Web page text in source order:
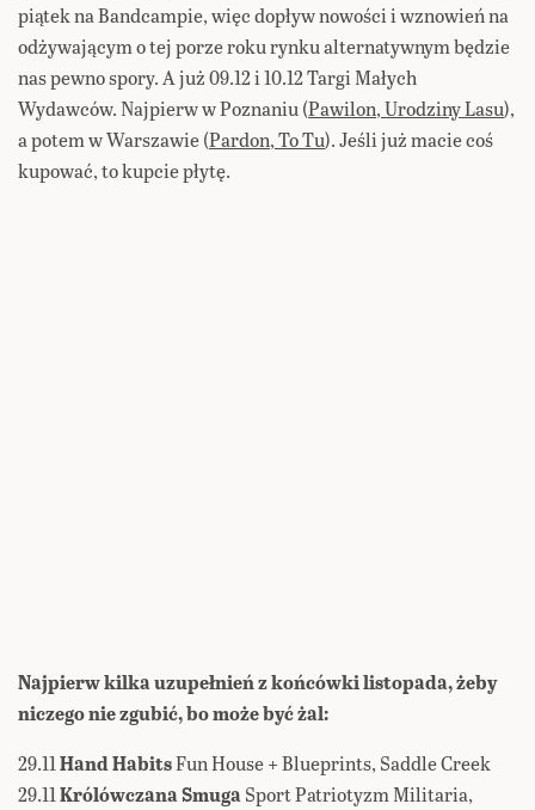
piątek na Bandcampie, więc dopływ nowości i wznowień na
odżywającym o tej porze roku rynku alternatywnym będzie
nas pewno spory. A już 09.12 i 10.12 Targi Małych
Wydawców. Najpierw w Poznaniu (Pawilon, Urodziny Lasu),
a potem w Warszawie (Pardon, To Tu). Jeśli już macie coś
kupować, to kupcie płytę.
Najpierw kilka uzupełnień z końcówki listopada, żeby
niczego nie zgubić, bo może być żal:
29.11Hand HabitsFun House + Blueprints, Saddle Creek
29.11Królówczana SmugaSport Patriotyzm Militaria,